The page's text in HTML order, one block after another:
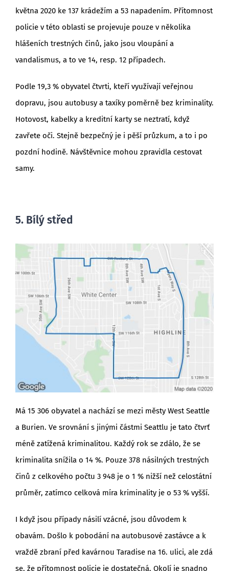
května 2020 ke 137 krádežím a 53 napadením. Přítomnost
policie v této oblasti se projevuje pouze v několika
hlášeních trestných činů, jako jsou vloupání a
vandalismus, a to ve 14, resp. 12 případech.
Podle 19,3 % obyvatel čtvrti, kteří využívají veřejnou
dopravu, jsou autobusy a taxíky poměrně bez kriminality.
Hotovost, kabelky a kreditní karty se neztratí, když
zavřete oči. Stejně bezpečný je i pěší průzkum, a to i po
pozdní hodině. Návštěvnice mohou zpravidla cestovat
samy.
5. Bílý střed
Má 15 306 obyvatel a nachází se mezi městy West Seattle
a Burien. Ve srovnání s jinými částmi Seattlu je tato čtvrť
méně zatížená kriminalitou. Každý rok se zdálo, že se
kriminalita snížila o 14 %. Pouze 378 násilných trestných
činů z celkového počtu 3 948 je o 1 % nižší než celostátní
průměr, zatímco celková míra kriminality je o 53 % vyšší.
I když jsou případy násilí vzácné, jsou důvodem k
obavám. Došlo k pobodání na autobusové zastávce a k
vraždě zbraní před kavárnou Taradise na 16. ulici, ale zdá
se, že přítomnost policie je dostatečná. Okolí je snadno